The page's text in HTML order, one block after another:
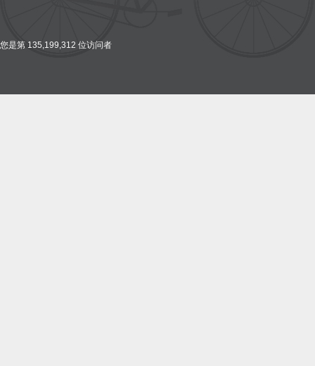
您是第 135,199,312 位访问者